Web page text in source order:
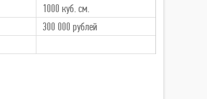
1000 куб. см.
300 000 рублей